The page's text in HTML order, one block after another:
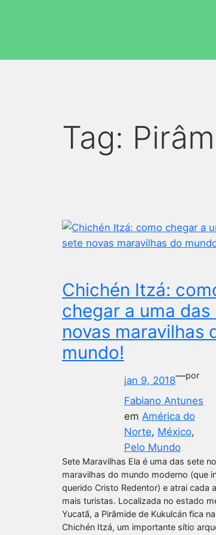
Tag:
Chichén Itzá:
chegar a uma das
novas maravilhas
mundo!
jan 9, 2018—por
Fabiano Antunes
em América do
Norte, México
Pelo Mundo
Sete Maravilhas Ela é uma das sete
maravilhas do mundo moderno (que
querido Cristo Redentor) e atrai cada
mais turistas. Localizada no estado
Yucatã, a Pirâmide de Kukulcán fica
Chichén Itzá, um importante sítio